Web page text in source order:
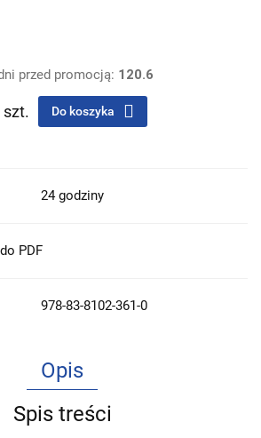
przed promocją: 120.6
szt. Do koszyka
24 godziny
PDF
978-83-8102-361-0
Opis
Spis treści